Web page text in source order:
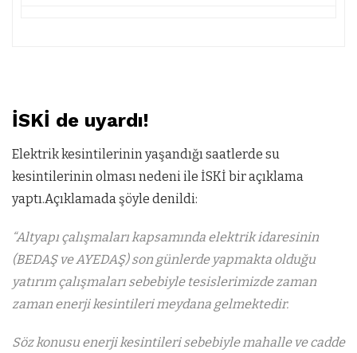
İSKİ de uyardı!
Elektrik kesintilerinin yaşandığı saatlerde su
kesintilerinin olması nedeni ile İSKİ bir açıklama
yaptı.Açıklamada şöyle denildi:
“Altyapı çalışmaları kapsamında elektrik idaresinin
(BEDAŞ ve AYEDAŞ) son günlerde yapmakta olduğu
yatırım çalışmaları sebebiyle tesislerimizde zaman
zaman enerji kesintileri meydana gelmektedir.
Söz konusu enerji kesintileri sebebiyle mahalle ve cadde